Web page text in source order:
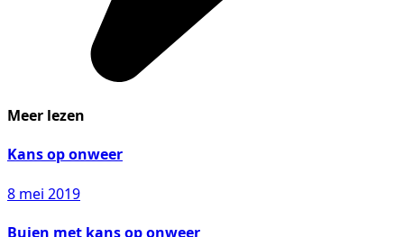
Meer lezen
Kans op onweer
8 mei 2019
Buien met kans op onweer